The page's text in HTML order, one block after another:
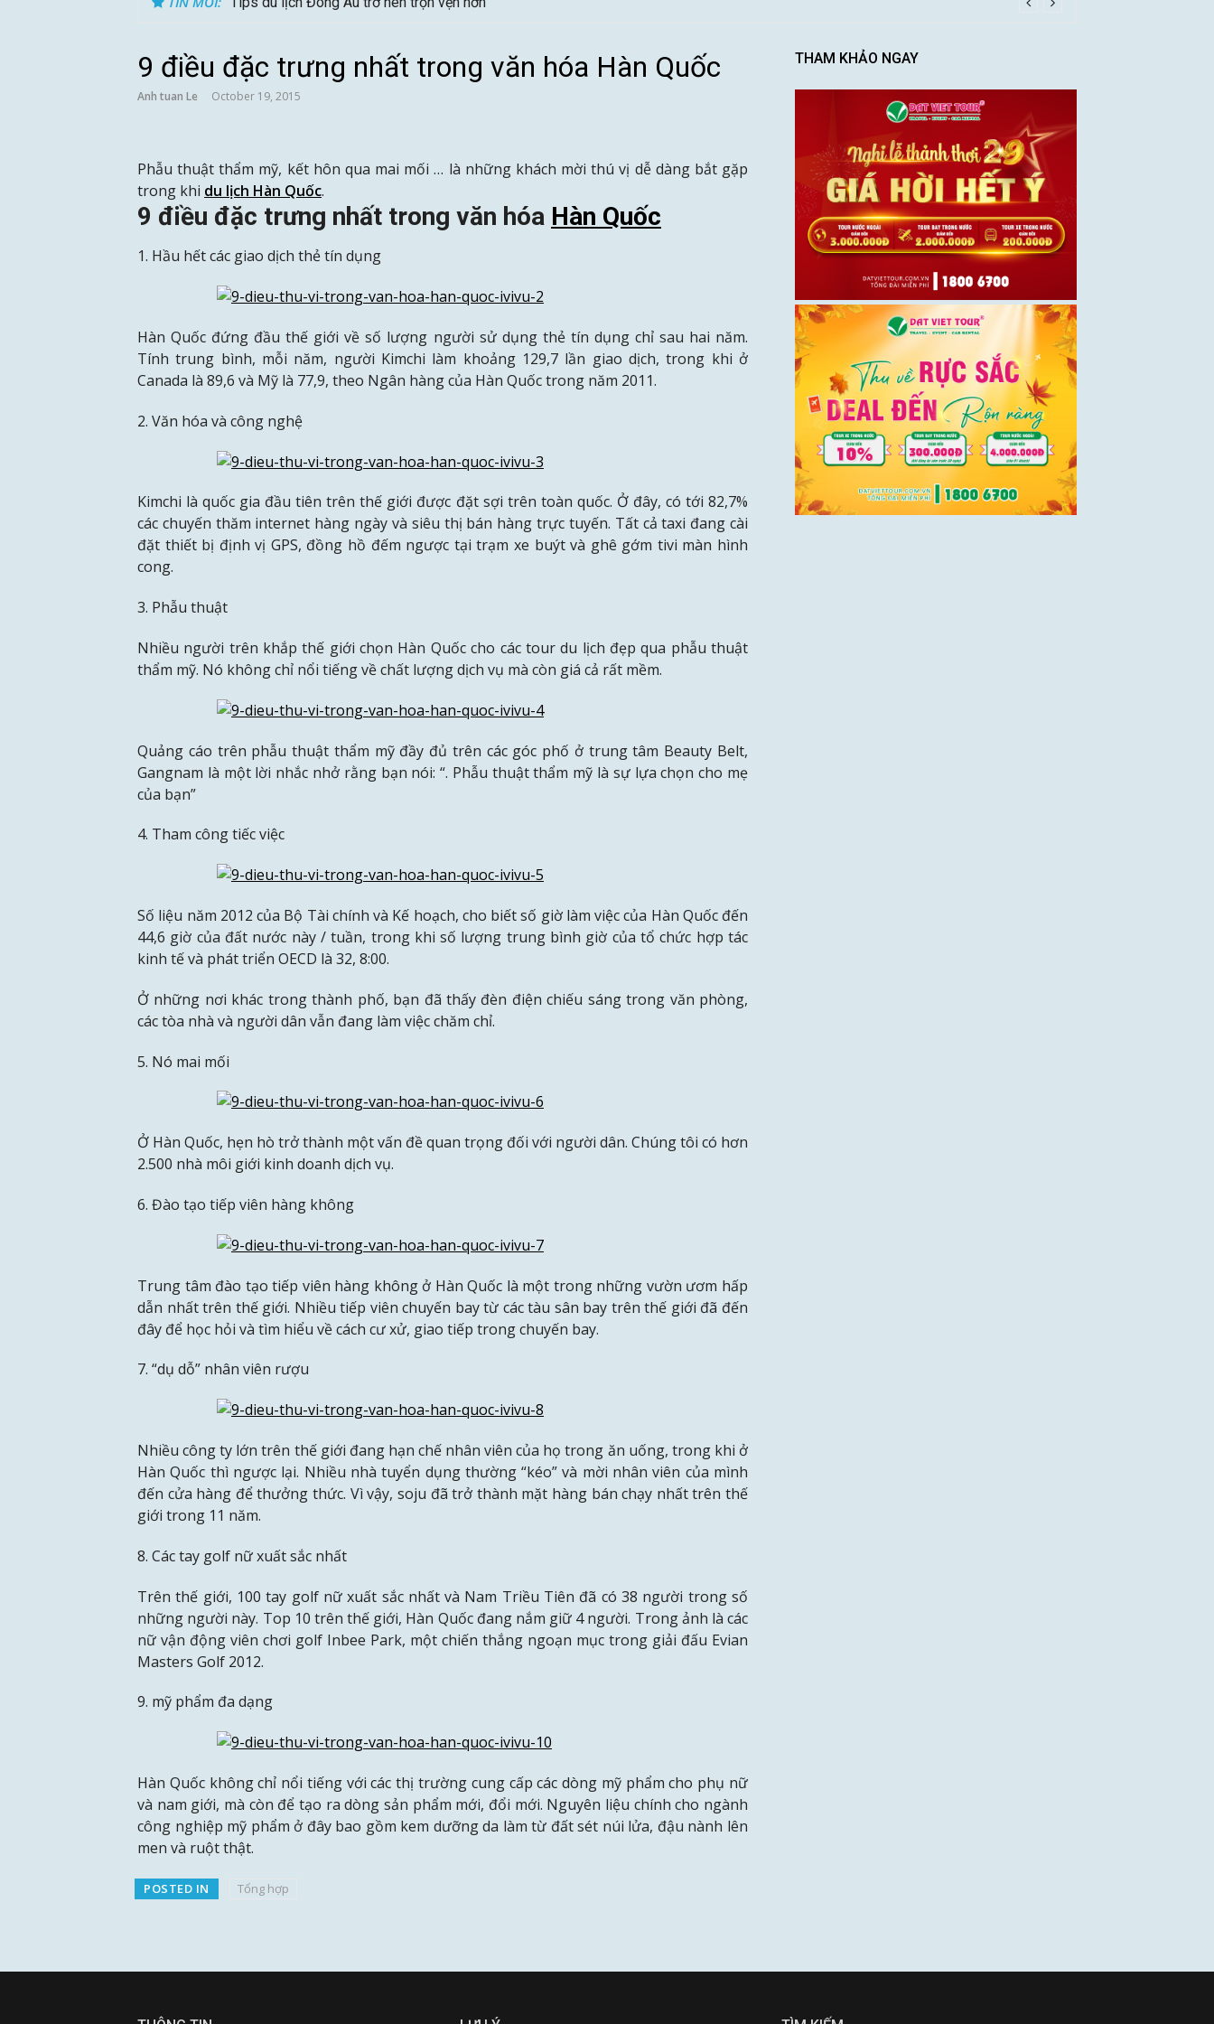
9 điều đặc trưng nhất trong văn hóa Hàn Quốc
Anh tuan Le October 19, 2015
Phẫu thuật thẩm mỹ, kết hôn qua mai mối … là những khách mời thú vị dễ dàng bắt gặp
trong khi du lịch Hàn Quốc.
9 điều đặc trưng nhất trong văn hóa Hàn Quốc
1. Hầu hết các giao dịch thẻ tín dụng
Hàn Quốc đứng đầu thế giới về số lượng người sử dụng thẻ tín dụng chỉ sau hai năm.
Tính trung bình, mỗi năm, người Kimchi làm khoảng 129,7 lần giao dịch, trong khi ở
Canada là 89,6 và Mỹ là 77,9, theo Ngân hàng của Hàn Quốc trong năm 2011.
2. Văn hóa và công nghệ
Kimchi là quốc gia đầu tiên trên thế giới được đặt sợi trên toàn quốc. Ở đây, có tới 82,7%
các chuyến thăm internet hàng ngày và siêu thị bán hàng trực tuyến. Tất cả taxi đang cài
đặt thiết bị định vị GPS, đồng hồ đếm ngược tại trạm xe buýt và ghê gớm tivi màn hình
cong.
3. Phẫu thuật
Nhiều người trên khắp thế giới chọn Hàn Quốc cho các tour du lịch đẹp qua phẫu thuật
thẩm mỹ. Nó không chỉ nổi tiếng về chất lượng dịch vụ mà còn giá cả rất mềm.
Quảng cáo trên phẫu thuật thẩm mỹ đầy đủ trên các góc phố ở trung tâm Beauty Belt,
Gangnam là một lời nhắc nhở rằng bạn nói: “. Phẫu thuật thẩm mỹ là sự lựa chọn cho mẹ
của bạn”
4. Tham công tiếc việc
Số liệu năm 2012 của Bộ Tài chính và Kế hoạch, cho biết số giờ làm việc của Hàn Quốc đến
44,6 giờ của đất nước này / tuần, trong khi số lượng trung bình giờ của tổ chức hợp tác
kinh tế và phát triển OECD là 32, 8:00.
Ở những nơi khác trong thành phố, bạn đã thấy đèn điện chiếu sáng trong văn phòng,
các tòa nhà và người dân vẫn đang làm việc chăm chỉ.
5. Nó mai mối
Ở Hàn Quốc, hẹn hò trở thành một vấn đề quan trọng đối với người dân. Chúng tôi có hơn
2.500 nhà môi giới kinh doanh dịch vụ.
6. Đào tạo tiếp viên hàng không
Trung tâm đào tạo tiếp viên hàng không ở Hàn Quốc là một trong những vườn ươm hấp
dẫn nhất trên thế giới. Nhiều tiếp viên chuyến bay từ các tàu sân bay trên thế giới đã đến
đây để học hỏi và tìm hiểu về cách cư xử, giao tiếp trong chuyến bay.
7. “dụ dỗ” nhân viên rượu
Nhiều công ty lớn trên thế giới đang hạn chế nhân viên của họ trong ăn uống, trong khi ở
Hàn Quốc thì ngược lại. Nhiều nhà tuyển dụng thường “kéo” và mời nhân viên của mình
đến cửa hàng để thưởng thức. Vì vậy, soju đã trở thành mặt hàng bán chạy nhất trên thế
giới trong 11 năm.
8. Các tay golf nữ xuất sắc nhất
Trên thế giới, 100 tay golf nữ xuất sắc nhất và Nam Triều Tiên đã có 38 người trong số
những người này. Top 10 trên thế giới, Hàn Quốc đang nắm giữ 4 người. Trong ảnh là các
nữ vận động viên chơi golf Inbee Park, một chiến thắng ngoạn mục trong giải đấu Evian
Masters Golf 2012.
9. mỹ phẩm đa dạng
Hàn Quốc không chỉ nổi tiếng với các thị trường cung cấp các dòng mỹ phẩm cho phụ nữ
và nam giới, mà còn để tạo ra dòng sản phẩm mới, đổi mới. Nguyên liệu chính cho ngành
công nghiệp mỹ phẩm ở đây bao gồm kem dưỡng da làm từ đất sét núi lửa, đậu nành lên
men và ruột thật.
POSTED IN Tổng hợp
THAM KHẢO NGAY